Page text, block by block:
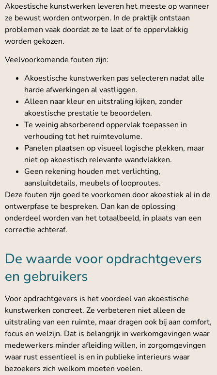
Akoestische kunstwerken leveren het meeste op wanneer
ze bewust worden ontworpen. In de praktijk ontstaan
problemen vaak doordat ze te laat of te oppervlakkig
worden gekozen.
Veelvoorkomende fouten zijn:
Akoestische kunstwerken pas selecteren nadat alle
harde afwerkingen al vastliggen.
Alleen naar kleur en uitstraling kijken, zonder
akoestische prestatie te beoordelen.
Te weinig absorberend oppervlak toepassen in
verhouding tot het ruimtevolume.
Panelen plaatsen op visueel logische plekken, maar
niet op akoestisch relevante wandvlakken.
Geen rekening houden met verlichting,
aansluitdetails, meubels of looproutes.
Deze fouten zijn goed te voorkomen door akoestiek al in de
ontwerpfase te bespreken. Dan kan de oplossing
onderdeel worden van het totaalbeeld, in plaats van een
correctie achteraf.
De waarde voor opdrachtgevers
en gebruikers
Voor opdrachtgevers is het voordeel van akoestische
kunstwerken concreet. Ze verbeteren niet alleen de
uitstraling van een ruimte, maar dragen ook bij aan comfort,
focus en welzijn. Dat is belangrijk in werkomgevingen waar
medewerkers minder afleiding willen, in zorgomgevingen
waar rust essentieel is en in publieke interieurs waar
bezoekers zich welkom moeten voelen.